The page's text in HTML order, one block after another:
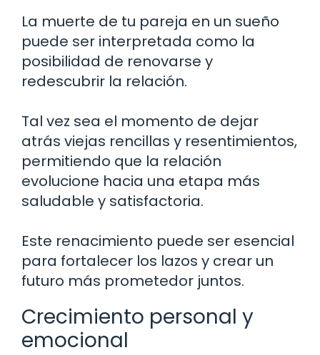
La muerte de tu pareja en un sueño
puede ser interpretada como la
posibilidad de renovarse y
redescubrir la relación.
Tal vez sea el momento de dejar
atrás viejas rencillas y resentimientos,
permitiendo que la relación
evolucione hacia una etapa más
saludable y satisfactoria.
Este renacimiento puede ser esencial
para fortalecer los lazos y crear un
futuro más prometedor juntos.
Crecimiento personal y
emocional